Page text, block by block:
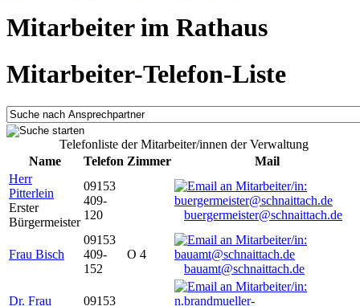
Mitarbeiter im Rathaus
Mitarbeiter-Telefon-Liste
Telefonliste der Mitarbeiter/innen der Verwaltung
Name
Telefon Zimmer
Mail
Herr
Pitterlein
Erster
Bürgermeister
09153
409-
120
buergermeister@schnaittach.de
Frau Bisch
09153
409-
152
O 4
bauamt@schnaittach.de
Dr. Frau
09153